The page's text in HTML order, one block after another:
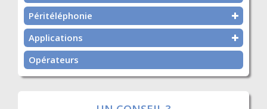
Péritéléphonie
Applications
Opérateurs